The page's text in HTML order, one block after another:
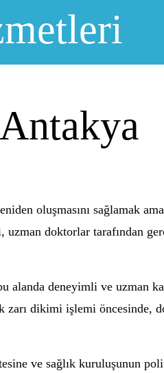
oluşmasını sağlamak
uzman doktorlar tarafından
alanda deneyimli ve
zarı dikimi işlemi
ve sağlık kuruluşunun